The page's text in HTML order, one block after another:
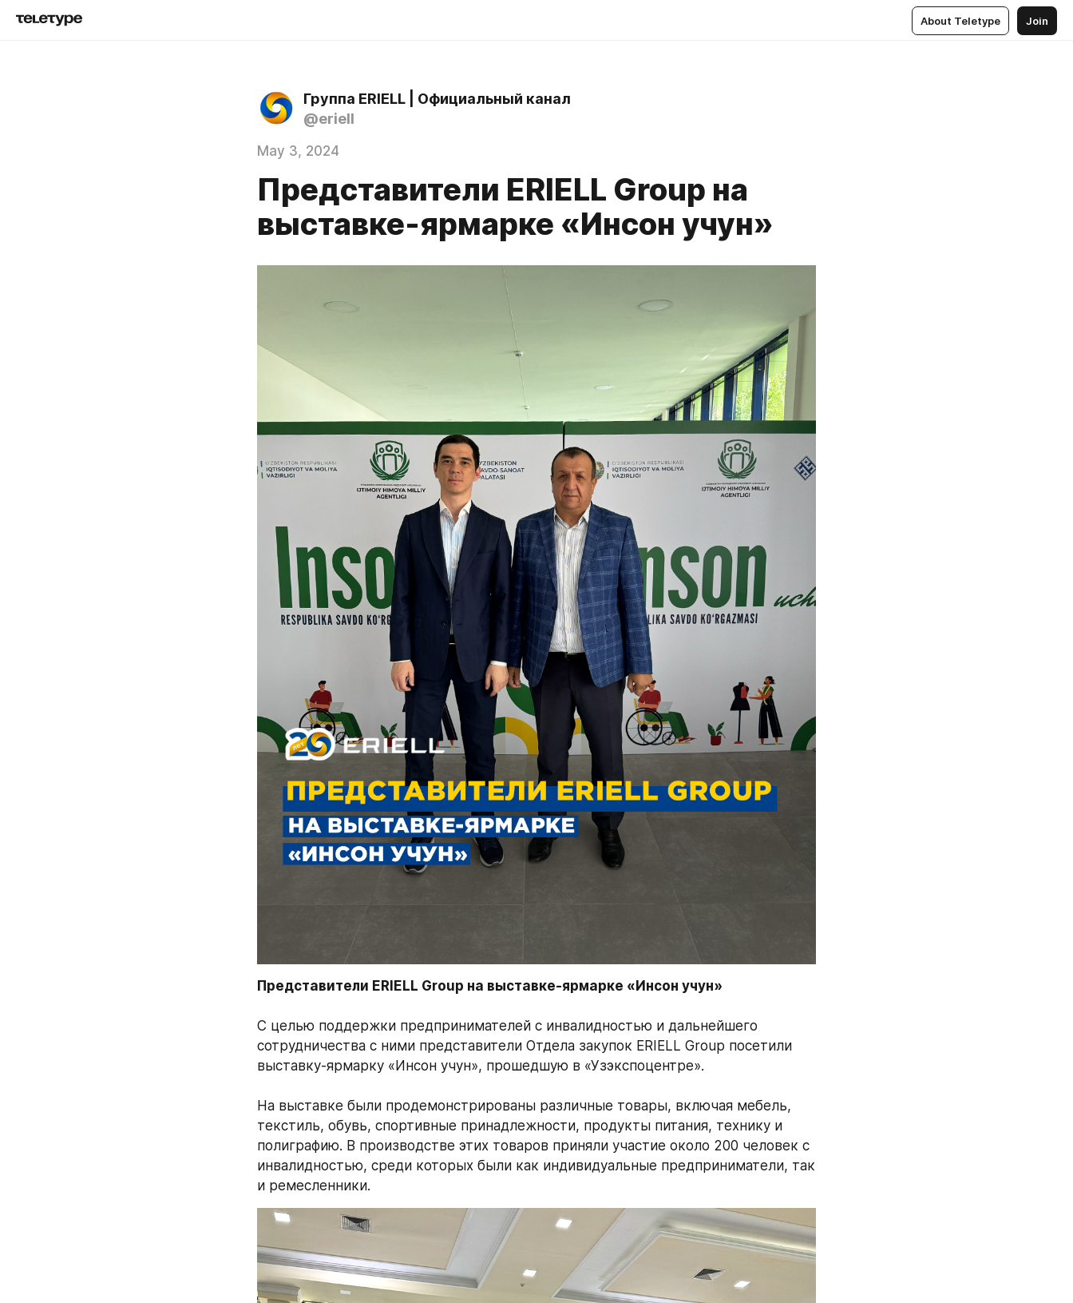
About Teletype Join
Группа ERIELL | Официальный канал
@eriell
May 3, 2024
Представители ERIELL Group на
выставке-ярмарке «Инсон учун»
С целью поддержки предпринимателей с инвалидностью и дальнейшего
сотрудничества с ними представители Отдела закупок ERIELL Group посетили
выставку-ярмарку «Инсон учун», прошедшую в «Узэкспоцентре».
На выставке были продемонстрированы различные товары, включая мебель,
текстиль, обувь, спортивные принадлежности, продукты питания, технику и
полиграфию. В производстве этих товаров приняли участие около 200 человек с
инвалидностью, среди которых были как индивидуальные предприниматели, так
и ремесленники.